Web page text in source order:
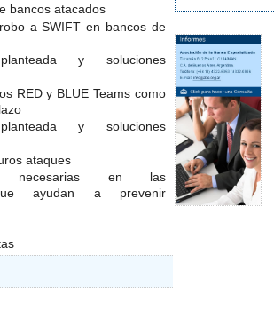
bancos atacados
a SWIFT en bancos de
planteada y soluciones
RED y BLUE Teams como
planteada y soluciones
ataques
necesarias en las
ayudan a prevenir